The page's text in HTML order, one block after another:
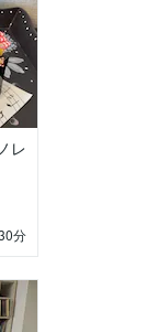
レ
分